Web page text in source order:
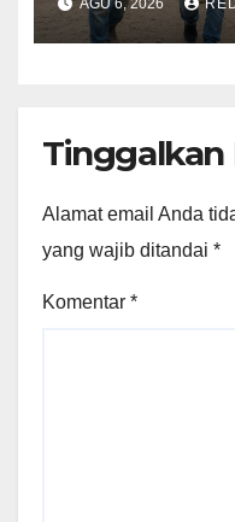
AGU 6, 2026
Tinggalkan
Alamat email Anda
yang wajib ditandai *
Komentar *